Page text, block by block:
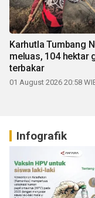
Karhutla Tumbang
meluas, 104 hektar
terbakar
01 August 2026 20:58
Infografik